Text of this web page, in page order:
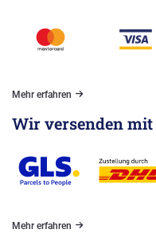
Mehr erfahren
Wir versenden mit
Mehr erfahren